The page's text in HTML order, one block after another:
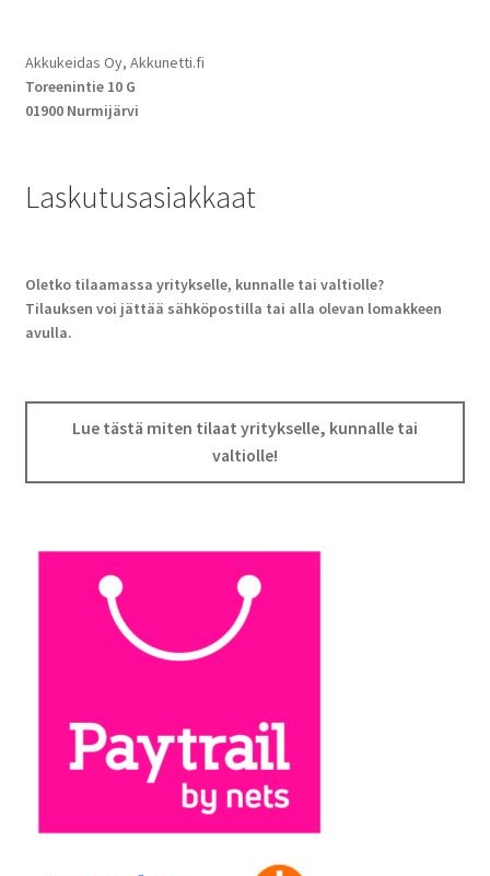
Akkukeidas Oy, Akkunetti.fi
Toreenintie 10 G
01900 Nurmijärvi
Laskutusasiakkaat
Oletko tilaamassa yritykselle, kunnalle tai valtiolle?
Tilauksen voi jättää sähköpostilla tai alla olevan lomakkeen
avulla.
Lue tästä miten tilaat yritykselle, kunnalle tai
valtiolle!